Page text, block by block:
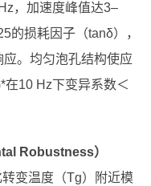
，加速度峰值达3–
的损耗因子（tanδ），
。均匀泡孔结构使应
在10 Hz下变异系数＜
Robustness）
变温度（Tg）附近模